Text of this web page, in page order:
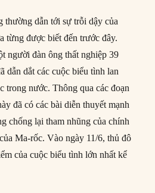
thường dẫn tới sự trỗi dậy của
từng được biết đến trước đây.
người đàn ông thất nghiệp 39
dẫn dắt các cuộc biểu tình lan
trong nước. Thông qua các đoạn
đã có các bài diễn thuyết mạnh
chống lại tham nhũng của chính
Ma-rốc. Vào ngày 11/6, thủ đô
của cuộc biểu tình lớn nhất kể